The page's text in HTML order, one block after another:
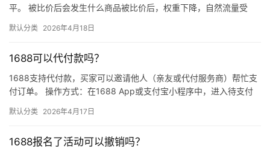
平。 被比价后会发生什么商品被比价后，权重下降，自然流量受
网价格…
默认分类 2026年4月18日
1688可以代付款吗？
1688支持代付款，买家可以邀请他人（亲友或代付服务商）帮忙支
付订单。 操作方式：在1688 App或支付宝小程序中，进入待支付
默认分类 2026年4月17日
1688报名了活动可以撤销吗？